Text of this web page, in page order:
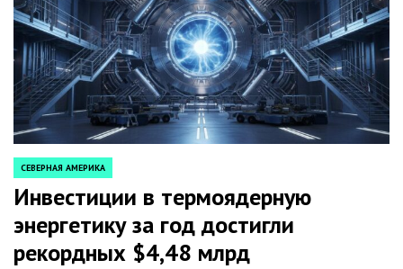
POSTED
IN
СЕВЕРНАЯ АМЕРИКА
Инвестиции в термоядерную
энергетику за год достигли
рекордных $4,48 млрд